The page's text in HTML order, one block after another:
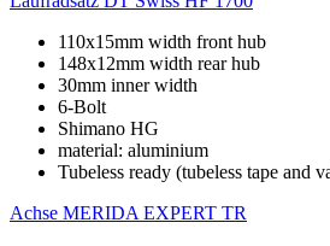
110x15mm width front hub
148x12mm width rear hub
30mm inner width
6-Bolt
Shimano HG
material: aluminium
Tubeless ready (tubeless tape and
Achse MERIDA EXPERT TR